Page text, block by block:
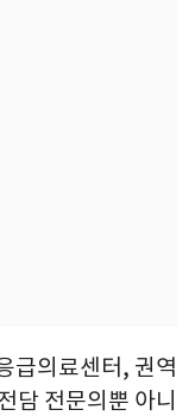
급의료센터, 권역
담 전문의뿐 아니